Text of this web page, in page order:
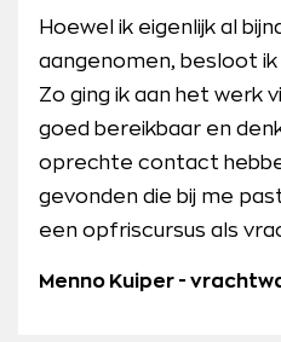
Hoewel ik eigenlijk al
aangenomen, besloot
Zo ging ik aan het werk
goed bereikbaar en
oprechte contact
gevonden die bij me
een opfriscursus als
Menno Kuiper -
Axxent had snel een
gevonden. Ik werk al
diverse
sluiten we af met een
Als ik een dag vrij ben
Axxent altijd leuke
verschillende branches
ik een mooie zakcent
WhatsApp verloopt ook